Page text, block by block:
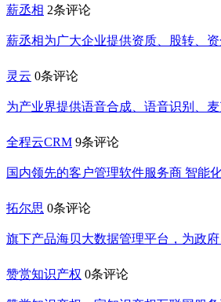
薪丞相 2条评论
薪丞相为广大企业提供资质、股转、
灵云 0条评论
为产业界提供语音合成、语音识别、
全程云CRM 9条评论
国内领先的客户管理软件服务商 智能
拓尔思 0条评论
旗下产品海贝大数据管理平台，为政
赞赏知识产权 0条评论